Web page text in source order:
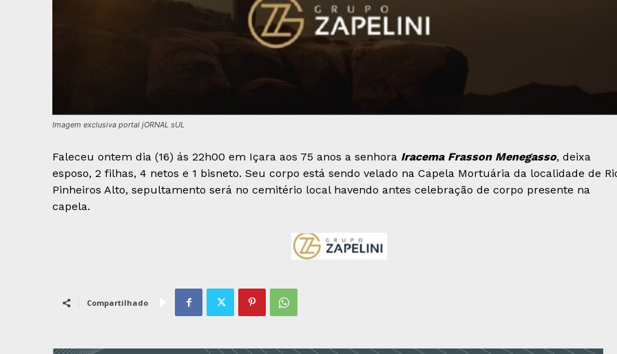
Imagem exclusiva portal jORNAL sUL
Faleceu ontem dia (16) ás 22h00 em Içara aos 75 anos a senhora Iracema Frasson Menegasso, deixa
esposo, 2 filhas, 4 netos e 1 bisneto. Seu corpo está sendo velado na Capela Mortuária da localidade de
Pinheiros Alto, sepultamento será no cemitério local havendo antes celebração de corpo presente na
capela.
Compartilhado